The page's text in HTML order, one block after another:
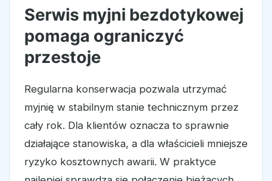
Serwis myjni bezdotykowej
pomaga ograniczyć
przestoje
Regularna konserwacja pozwala utrzymać
myjnię w stabilnym stanie technicznym przez
cały rok. Dla klientów oznacza to sprawnie
działające stanowiska, a dla właścicieli mniejsze
ryzyko kosztownych awarii. W praktyce